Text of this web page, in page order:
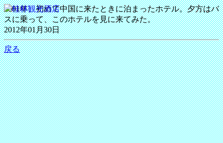
2001年、初めて中国に来たときに泊まったホテル。夕方はバ
スに乗って、このホテルを見に来てみた。
2012年01月30日
戻る